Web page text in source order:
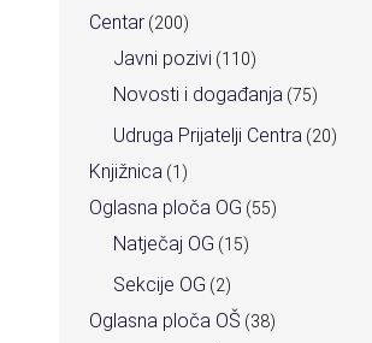
Centar (200)
Javni pozivi (110)
Novosti i događanja (75)
Udruga Prijatelji Centra (20)
Knjižnica (1)
Oglasna ploča OG (55)
Natječaj OG (15)
Sekcije OG (2)
Oglasna ploča OŠ (38)